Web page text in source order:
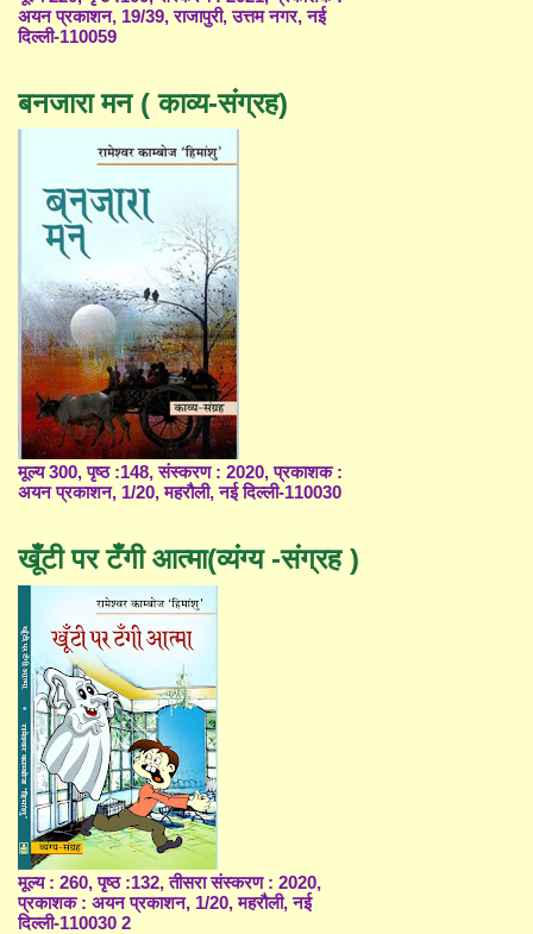
अयन प्रकाशन, 19/39, राजापुरी, उत्तम नगर, नई
दिल्ली-110059
बनजारा मन ( काव्य-संग्रह)
मूल्य 300, पृष्ठ :148, संस्करण : 2020, प्रकाशक :
अयन प्रकाशन, 1/20, महरौली, नई दिल्ली-110030
खूँटी पर टँगी आत्मा(व्यंग्य -संग्रह )
मूल्य : 260, पृष्ठ :132, तीसरा संस्करण : 2020,
प्रकाशक : अयन प्रकाशन, 1/20, महरौली, नई
दिल्ली-110030 2